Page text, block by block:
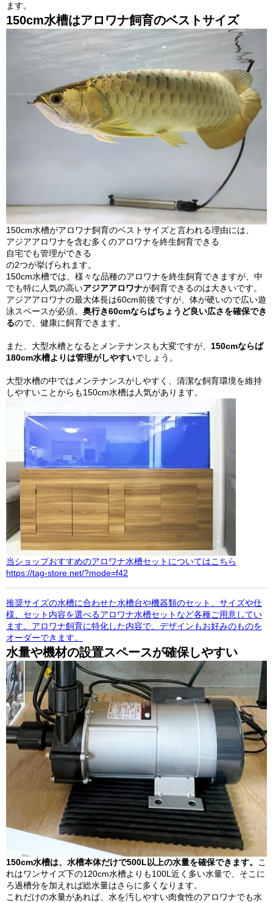
ます。
150cm水槽はアロワナ飼育のベストサイズ
150cm水槽がアロワナ飼育のベストサイズと言われる理由には、
アジアアロワナを含む多くのアロワナを終生飼育できる
自宅でも管理ができる
の2つが挙げられます。
150cm水槽では、様々な品種のアロワナを終生飼育できますが、中
でも特に人気の高いアジアアロワナが飼育できるのは大きいです。
アジアアロワナの最大体長は60cm前後ですが、体が硬いので広い遊
泳スペースが必須。 奥行き60cmならばちょうど良い広さを確保でき
るので、健康に飼育できます。
また、大型水槽となるとメンテナンスも大変ですが、 150cmならば
180cm水槽よりは管理がしやすいでしょう。
大型水槽の中ではメンテナンスがしやすく、清潔な飼育環境を維持
しやすいことからも150cm水槽は人気があります。
当ショップおすすめのアロワナ水槽セットについてはこちら
https://tag-store.net/?mode=f42
推奨サイズの水槽に合わせた水槽台や機器類のセット、サイズや仕
様、セット内容を選べるアロワナ水槽セットなど各種ご用意してい
ます。アロワナ飼育に特化した内容で、デザインもお好みのものを
オーダーできます。
水量や機材の設置スペースが確保しやすい
150cm水槽は、水槽本体だけで500L以上の水量を確保できます。 こ
れはワンサイズ下の120cm水槽よりも100L近く多い水量で、そこに
ろ過槽分を加えれば総水量はさらに多くなります。
これだけの水量があれば、水を汚しやすい肉食性のアロワナでも水